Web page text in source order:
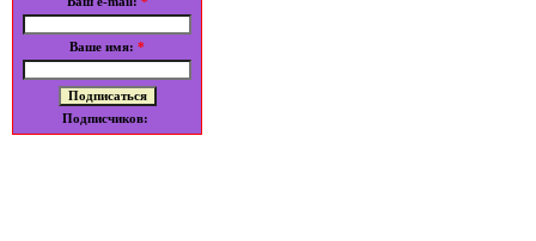
Ваше имя: *
Подписчиков: